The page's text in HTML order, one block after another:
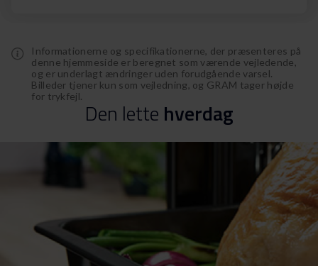
Informationerne og specifikationerne, der præsenteres på
denne hjemmeside er beregnet som værende vejledende,
og er underlagt ændringer uden forudgående varsel.
Billeder tjener kun som vejledning, og GRAM tager højde
for trykfejl.
Den lette hverdag